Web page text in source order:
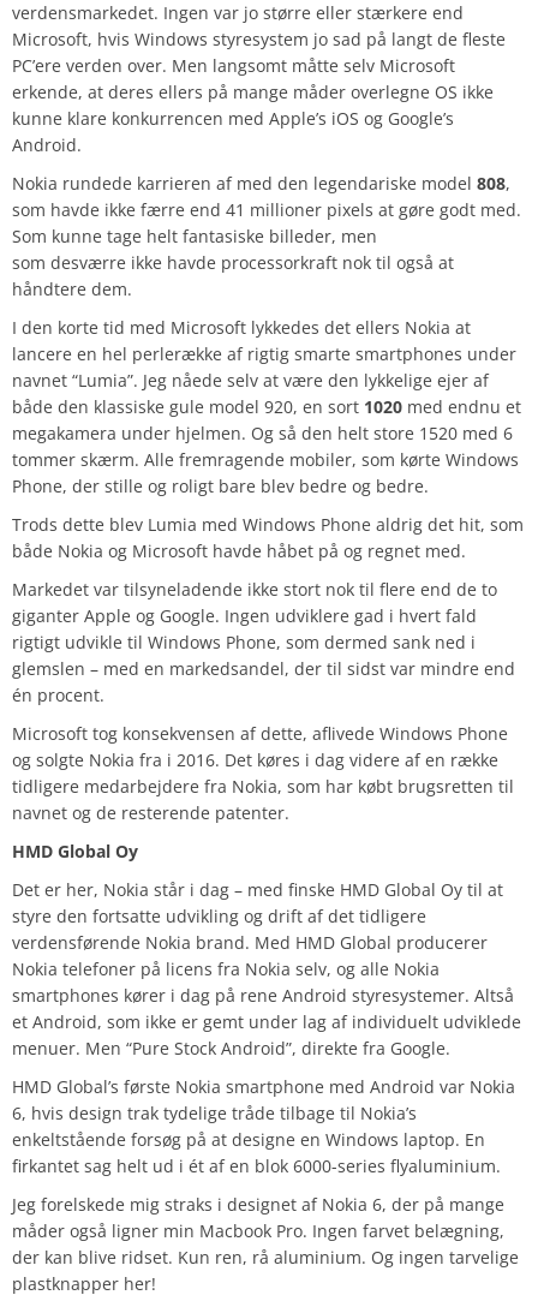
verdensmarkedet. Ingen var jo større eller stærkere end
Microsoft, hvis Windows styresystem jo sad på langt de fleste
PC’ere verden over. Men langsomt måtte selv Microsoft
erkende, at deres ellers på mange måder overlegne OS ikke
kunne klare konkurrencen med Apple’s iOS og Google’s
Android.
Nokia rundede karrieren af med den legendariske model 808,
som havde ikke færre end 41 millioner pixels at gøre godt med.
Som kunne tage helt fantasiske billeder, men
som desværre ikke havde processorkraft nok til også at
håndtere dem.
I den korte tid med Microsoft lykkedes det ellers Nokia at
lancere en hel perlerække af rigtig smarte smartphones under
navnet “Lumia”. Jeg nåede selv at være den lykkelige ejer af
både den klassiske gule model 920, en sort 1020 med endnu et
megakamera under hjelmen. Og så den helt store 1520 med 6
tommer skærm. Alle fremragende mobiler, som kørte Windows
Phone, der stille og roligt bare blev bedre og bedre.
Trods dette blev Lumia med Windows Phone aldrig det hit, som
både Nokia og Microsoft havde håbet på og regnet med.
Markedet var tilsyneladende ikke stort nok til flere end de to
giganter Apple og Google. Ingen udviklere gad i hvert fald
rigtigt udvikle til Windows Phone, som dermed sank ned i
glemslen – med en markedsandel, der til sidst var mindre end
én procent.
Microsoft tog konsekvensen af dette, aflivede Windows Phone
og solgte Nokia fra i 2016. Det køres i dag videre af en række
tidligere medarbejdere fra Nokia, som har købt brugsretten til
navnet og de resterende patenter.
HMD Global Oy
Det er her, Nokia står i dag – med finske HMD Global Oy til at
styre den fortsatte udvikling og drift af det tidligere
verdensførende Nokia brand. Med HMD Global producerer
Nokia telefoner på licens fra Nokia selv, og alle Nokia
smartphones kører i dag på rene Android styresystemer. Altså
et Android, som ikke er gemt under lag af individuelt udviklede
menuer. Men “Pure Stock Android”, direkte fra Google.
HMD Global’s første Nokia smartphone med Android var Nokia
6, hvis design trak tydelige tråde tilbage til Nokia’s
enkeltstående forsøg på at designe en Windows laptop. En
firkantet sag helt ud i ét af en blok 6000-series flyaluminium.
Jeg forelskede mig straks i designet af Nokia 6, der på mange
måder også ligner min Macbook Pro. Ingen farvet belægning,
der kan blive ridset. Kun ren, rå aluminium. Og ingen tarvelige
plastknapper her!